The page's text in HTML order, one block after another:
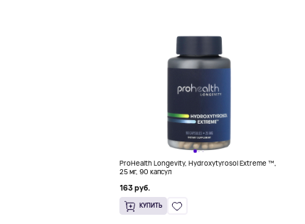
ProHealth Longevity, Hydroxytyrosol Extreme ™,
25 мг, 90 капсул
163 руб.
КУПИТЬ